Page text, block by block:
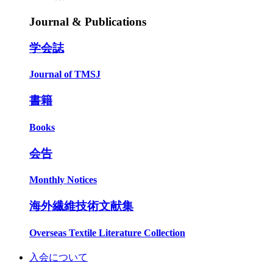
Journal & Publications
学会誌
Journal of TMSJ
書籍
Books
会告
Monthly Notices
海外繊維技術文献集
Overseas Textile Literature Collection
入会について